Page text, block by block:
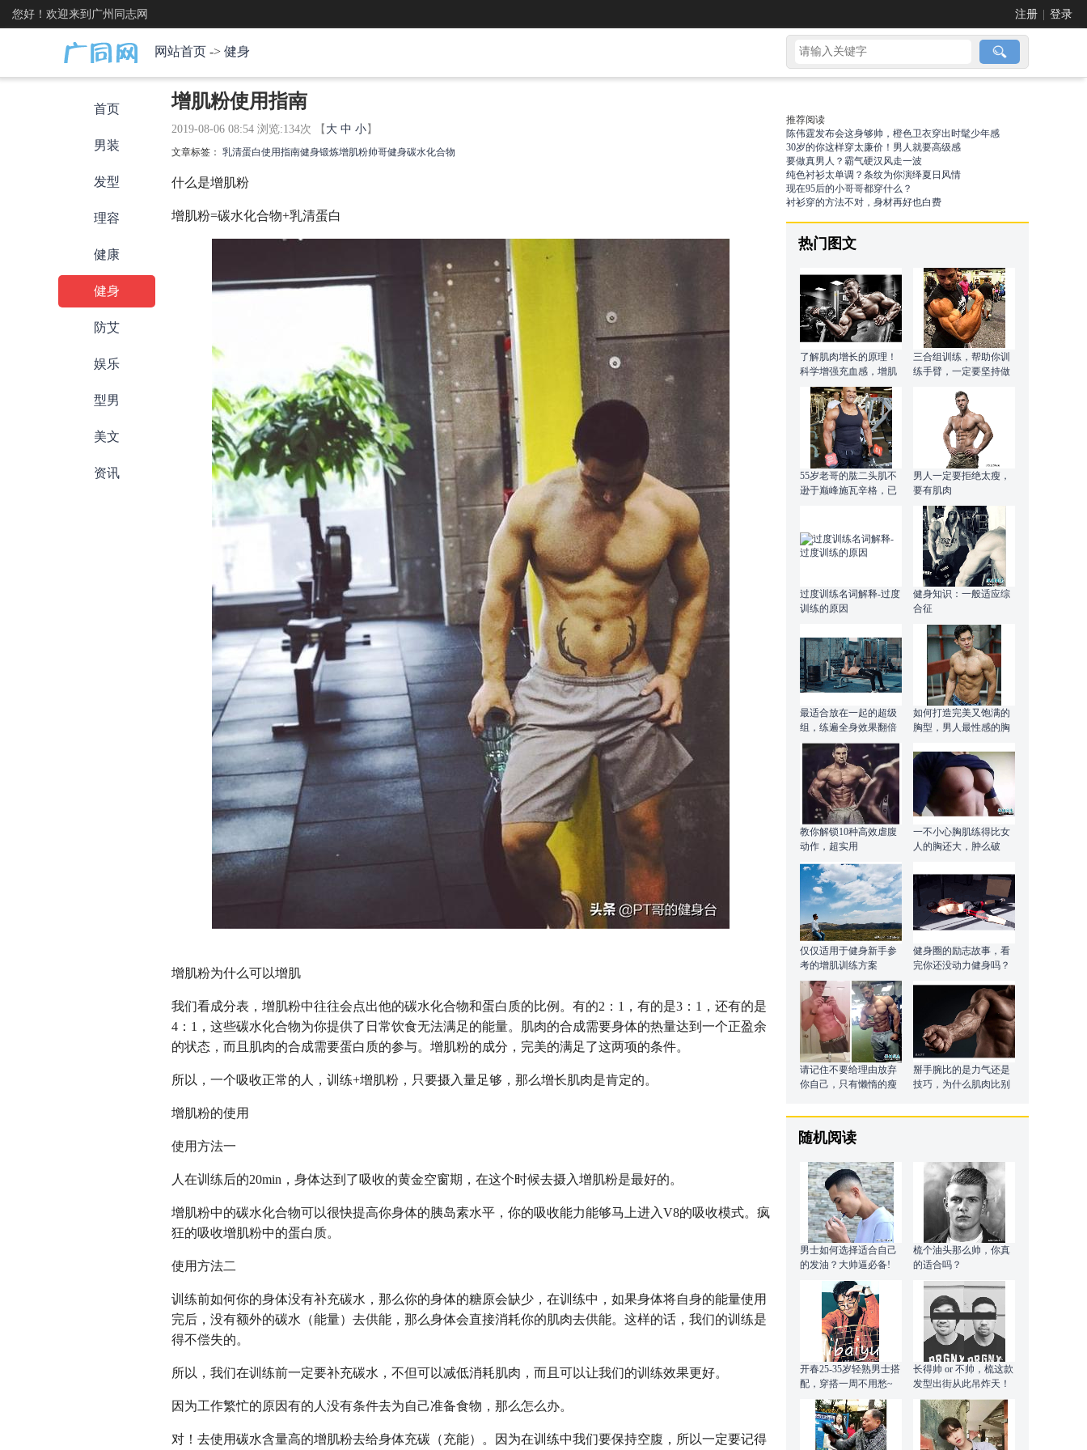
您好！欢迎来到广州同志网 注册 登录
网站首页 -> 健身
首页
男装
发型
理容
健康
健身
防艾
娱乐
型男
美文
资讯
增肌粉使用指南
2019-08-06 08:54 浏览:134次 【 大 中 小 】
文章标签： 乳清蛋白使用指南健身锻炼增肌粉帅哥健身碳水化合物
什么是增肌粉
增肌粉=碳水化合物+乳清蛋白
增肌粉为什么可以增肌
我们看成分表，增肌粉中往往会点出他的碳水化合物和蛋白质的比例。有的2：1，有的是3：1，还有的是
4：1，这些碳水化合物为你提供了日常饮食无法满足的能量。肌肉的合成需要身体的热量达到一个正盈余
的状态，而且肌肉的合成需要蛋白质的参与。增肌粉的成分，完美的满足了这两项的条件。
所以，一个吸收正常的人，训练+增肌粉，只要摄入量足够，那么增长肌肉是肯定的。
增肌粉的使用
使用方法一
人在训练后的20min，身体达到了吸收的黄金空窗期，在这个时候去摄入增肌粉是最好的。
增肌粉中的碳水化合物可以很快提高你身体的胰岛素水平，你的吸收能力能够马上进入V8的吸收模式。疯
狂的吸收增肌粉中的蛋白质。
使用方法二
训练前如何你的身体没有补充碳水，那么你的身体的糖原会缺少，在训练中，如果身体将自身的能量使用
完后，没有额外的碳水（能量）去供能，那么身体会直接消耗你的肌肉去供能。这样的话，我们的训练是
得不偿失的。
所以，我们在训练前一定要补充碳水，不但可以减低消耗肌肉，而且可以让我们的训练效果更好。
因为工作繁忙的原因有的人没有条件去为自己准备食物，那么怎么办。
对！去使用碳水含量高的增肌粉去给身体充碳（充能）。因为在训练中我们要保持空腹，所以一定要记得
推荐阅读
陈伟霆发布会这身够帅，橙色卫衣穿出时髦少年感
30岁的你这样穿太廉价！男人就要高级感
要做真男人？霸气硬汉风走一波
纯色衬衫太单调？条纹为你演绎夏日风情
现在95后的小哥哥都穿什么？
衬衫穿的方法不对，身材再好也白费
热门图文
了解肌肉增长的原理！
科学增强充血感，增肌
更高效
三合组训练，帮助你训
练手臂，一定要坚持做
55岁老哥的肱二头肌不
逊于巅峰施瓦辛格，已
男人一定要拒绝太瘦，
要有肌肉
过度训练名词解释-过度
训练的原因
健身知识：一般适应综
合征
最适合放在一起的超级
组，练遍全身效果翻倍
如何打造完美又饱满的
胸型，男人最性感的胸
教你解锁10种高效虐腹
动作，超实用
一不小心胸肌练得比女
人的胸还大，肿么破
仅仅适用于健身新手参
考的增肌训练方案
健身圈的励志故事，看
完你还没动力健身吗？
请记住不要给理由放弃
你自己，只有懒惰的瘦
掰手腕比的是力气还是
技巧，为什么肌肉比别
随机阅读
男士如何选择适合自己
的发油？大帅逼必备!
梳个油头那么帅，你真
的适合吗？
开春25-35岁轻熟男士搭
配，穿搭一周不用愁~
长得帅 or 不帅，梳这款
发型出街从此吊炸天！